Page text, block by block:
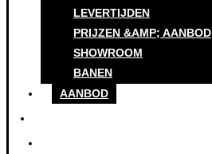
LEVERTIJDEN
PRIJZEN &AMP; AANBOD
SHOWROOM
BANEN
AANBOD